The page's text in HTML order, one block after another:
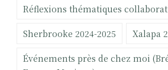
Réflexions thématiques
Sherbrooke 2024-2025 Xalapa
Événements près de chez moi